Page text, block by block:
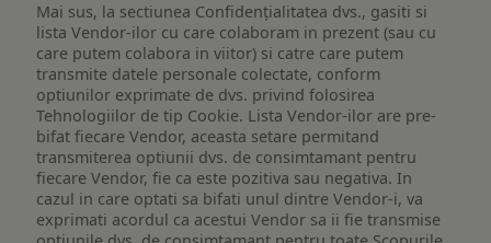
Mai sus, la sectiunea Confidențialitatea dvs., gasiti si
lista Vendor-ilor cu care colaboram in prezent (sau cu
care putem colabora in viitor) si catre care putem
transmite datele personale colectate, conform
optiunilor exprimate de dvs. privind folosirea
Tehnologiilor de tip Cookie. Lista Vendor-ilor are pre-
bifat fiecare Vendor, aceasta setare permitand
transmiterea optiunii dvs. de consimtamant pentru
fiecare Vendor, fie ca este pozitiva sau negativa. In
cazul in care optati sa bifati unul dintre Vendor-i, va
exprimati acordul ca acestui Vendor sa ii fie transmise